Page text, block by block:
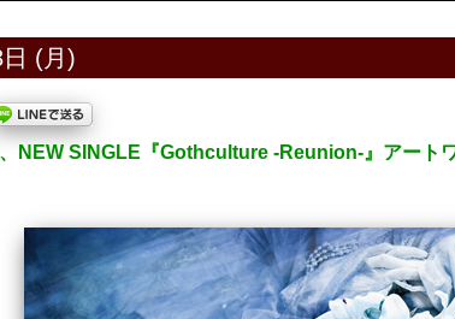
(月)
、NEW SINGLE『Gothculture -Reunion-』アート